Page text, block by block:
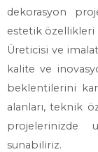
dekorasyon
estetik özellikleri
Üreticisi ve
kalite ve
beklentilerini
alanları, teknik
sunabiliriz.